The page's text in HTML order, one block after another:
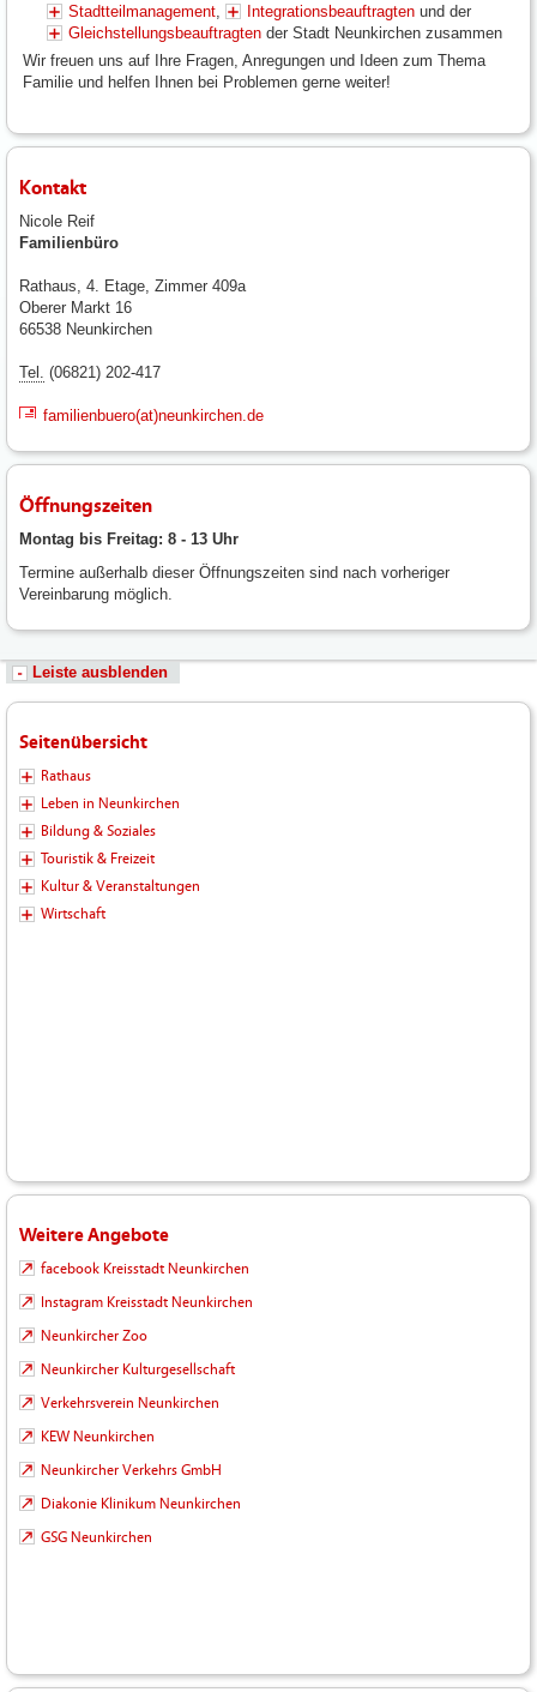
Stadtteilmanagement Integrationsbeauftragten und der
Gleichstellungsbeauftragten der Stadt Neunkirchen zusammen
Wir freuen uns auf Ihre Fragen, Anregungen und Ideen zum Thema
Familie und helfen Ihnen bei Problemen gerne weiter!
Kontakt
Nicole Reif
Familienbüro
Rathaus, 4. Etage, Zimmer 409a
Oberer Markt 16
66538 Neunkirchen
Tel. (06821) 202-417
familienbuero(at)neunkirchen.de
Öffnungszeiten
Montag bis Freitag: 8 - 13 Uhr
Termine außerhalb dieser Öffnungszeiten sind nach vorheriger
Vereinbarung möglich.
Leiste ausblenden
Seitenübersicht
Rathaus
Leben in Neunkirchen
Bildung & Soziales
Touristik & Freizeit
Kultur & Veranstaltungen
Wirtschaft
Weitere Angebote
facebook Kreisstadt Neunkirchen
Instagram Kreisstadt Neunkirchen
Neunkircher Zoo
Neunkircher Kulturgesellschaft
Verkehrsverein Neunkirchen
KEW Neunkirchen
Neunkircher Verkehrs GmbH
Diakonie Klinikum Neunkirchen
GSG Neunkirchen